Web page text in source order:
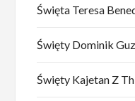
Święta Teresa
Święty Dominik
Święty Kajetan Z